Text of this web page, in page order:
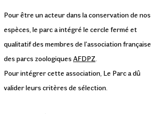
Pour être un acteur dans la conservation de nos
espèces, le parc a intégré le cercle fermé et
qualitatif des membres de l'association française
des parcs zoologiques AFDPZ.
Pour intégrer cette association, Le Parc a dû
valider leurs critères de sélection.